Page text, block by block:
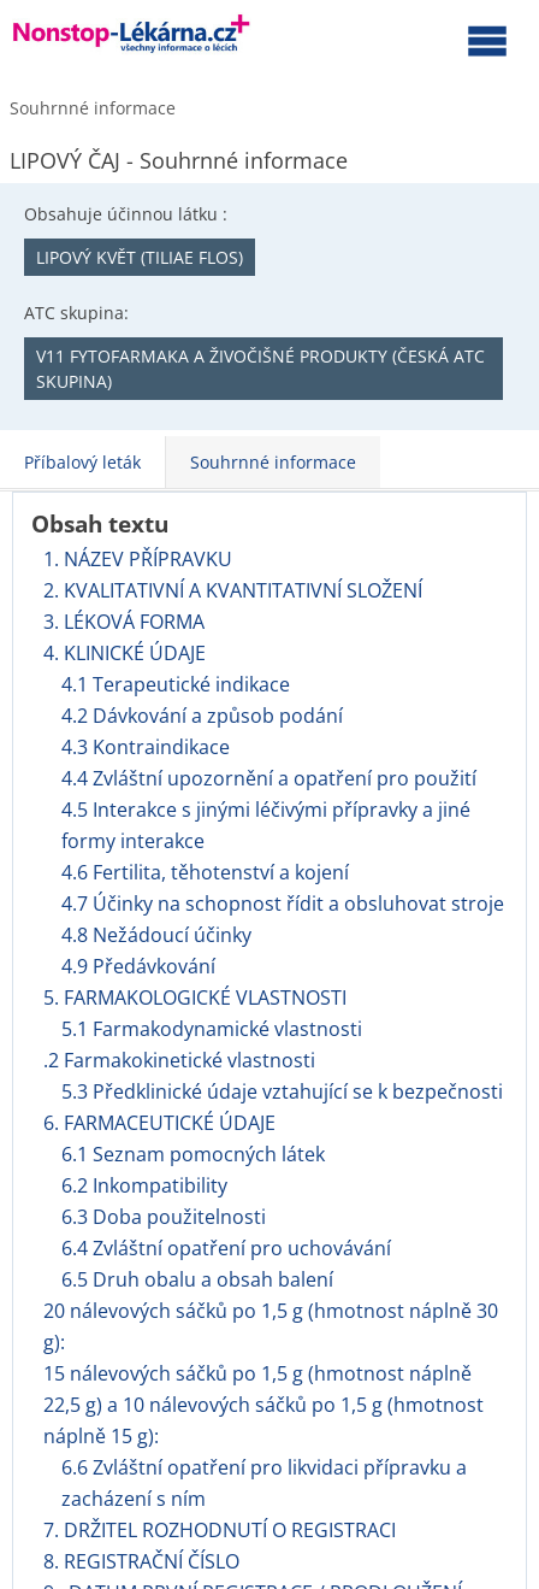
Souhrnné informace
LIPOVÝ ČAJ - Souhrnné informace
Obsahuje účinnou látku :
LIPOVÝ KVĚT (TILIAE FLOS)
ATC skupina:
V11 FYTOFARMAKA A ŽIVOČIŠNÉ PRODUKTY (ČESKÁ ATC
SKUPINA)
Příbalový leták Souhrnné informace
Obsah textu
1. NÁZEV PŘÍPRAVKU
2. KVALITATIVNÍ A KVANTITATIVNÍ SLOŽENÍ
3. LÉKOVÁ FORMA
4. KLINICKÉ ÚDAJE
4.1 Terapeutické indikace
4.2 Dávkování a způsob podání
4.3 Kontraindikace
4.4 Zvláštní upozornění a opatření pro použití
4.5 Interakce s jinými léčivými přípravky a jiné
formy interakce
4.6 Fertilita, těhotenství a kojení
4.7 Účinky na schopnost řídit a obsluhovat stroje
4.8 Nežádoucí účinky
4.9 Předávkování
5. FARMAKOLOGICKÉ VLASTNOSTI
5.1 Farmakodynamické vlastnosti
.2 Farmakokinetické vlastnosti
5.3 Předklinické údaje vztahující se k bezpečnosti
6. FARMACEUTICKÉ ÚDAJE
6.1 Seznam pomocných látek
6.2 Inkompatibility
6.3 Doba použitelnosti
6.4 Zvláštní opatření pro uchovávání
6.5 Druh obalu a obsah balení
20 nálevových sáčků po 1,5 g (hmotnost náplně 30
g):
15 nálevových sáčků po 1,5 g (hmotnost náplně
22,5 g) a 10 nálevových sáčků po 1,5 g (hmotnost
náplně 15 g):
6.6 Zvláštní opatření pro likvidaci přípravku a
zacházení s ním
7. DRŽITEL ROZHODNUTÍ O REGISTRACI
8. REGISTRAČNÍ ČÍSLO